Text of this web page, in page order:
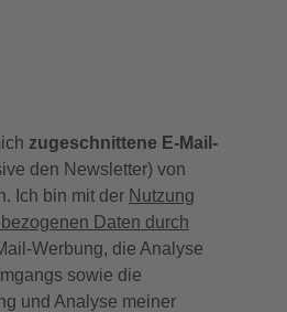
zugeschnittene E-Mail-
den Newsletter) von
Ich bin mit der Nutzung
Daten durch
Werbung, die Analyse
sowie die
und Analyse meiner